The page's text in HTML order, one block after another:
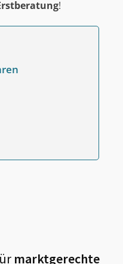
!
marktgerechte